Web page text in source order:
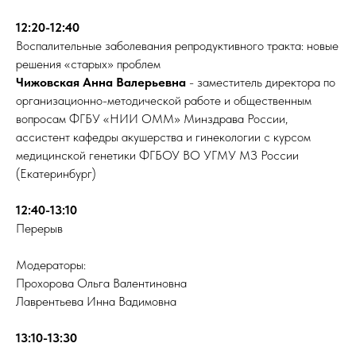
12:20-12:40
Воспалительные заболевания репродуктивного тракта: новые
решения «старых» проблем
Чижовская Анна Валерьевна - заместитель директора по
организационно-методической работе и общественным
вопросам ФГБУ «НИИ ОММ» Минздрава России,
ассистент кафедры акушерства и гинекологии с курсом
медицинской генетики ФГБОУ ВО УГМУ МЗ России
(Екатеринбург)
12:40-13:10
Перерыв
Модераторы:
Прохорова Ольга Валентиновна
Лаврентьева Инна Вадимовна
13:10-13:30